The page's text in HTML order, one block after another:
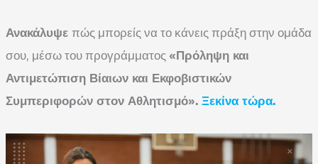
Ανακάλυψε πώς μπορείς να το κάνεις πράξη στην ομάδα
σου, μέσω του προγράμματος «Πρόληψη και
Αντιμετώπιση Βίαιων και Εκφοβιστικών
Συμπεριφορών στον Αθλητισμό». Ξεκίνα τώρα.